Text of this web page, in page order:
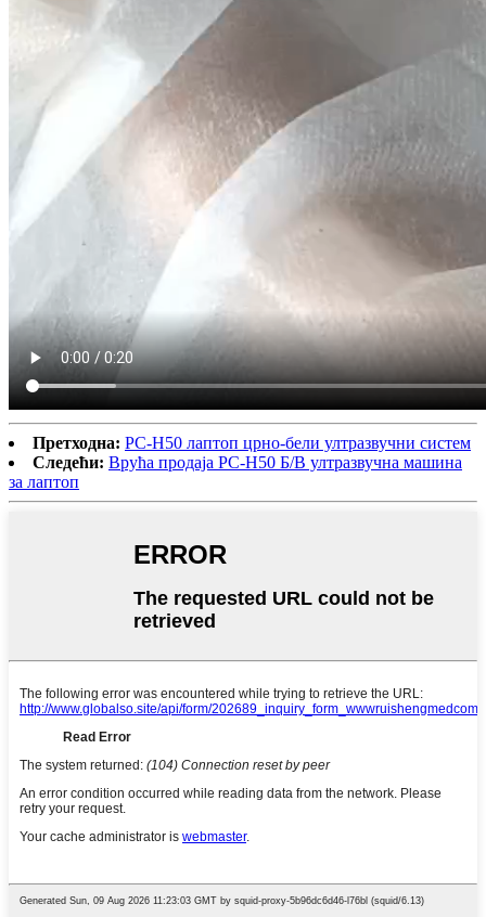
Претходна: РС-Н50 лаптоп црно-бели ултразвучни систем
Следећи: Врућа продаја РС-Н50 Б/В ултразвучна машина
за лаптоп